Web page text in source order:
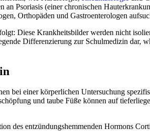
an Psoriasis (einer chronischen
Orthopäden und Gastroenterologen
Diese Krankheitsbilder werden nicht
Differenzierung zur Schulmedizin dar,
bei einer körperlichen Untersuchung
und taube Füße können auf
des entzündungshemmenden Hormons